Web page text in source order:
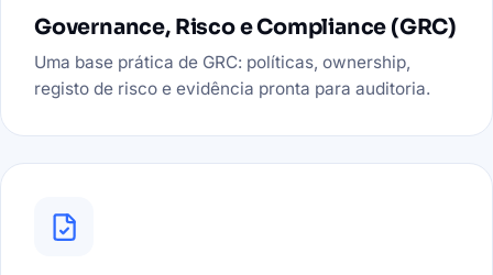
Governance, Risco e Compliance (GRC)
Uma base prática de GRC: políticas, ownership,
registo de risco e evidência pronta para auditoria.